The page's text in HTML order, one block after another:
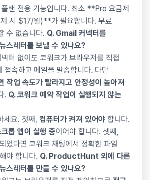
랜 전용 기능입니다. 최소 **Pro 요금제
시 $17/월)**가 필요합니다. 무료
수 없습니다. Q. Gmail 커넥터를
스레터를 보낼 수 있나요?
터 없이도 코워크가 브라우저를 직접
접속하고 메일을 발송합니다. 다만
작업 속도가 빨라지고 안정성이 높아져
. Q. 코워크 예약 작업이 실행되지 않는
요. 첫째, 컴퓨터가 켜져 있어야 합니다.
톱 앱이 실행 중이어야 합니다. 셋째,
었다면 코워크 채팅에서 정확한 파일
야 합니다. Q. ProductHunt 외에 다른
스레터를 만들 수 있나요?